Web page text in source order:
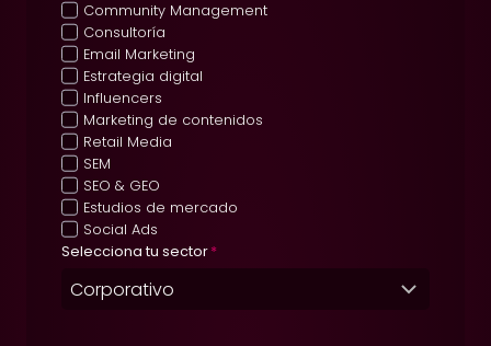
Community Management
Consultoría
Email Marketing
Estrategia digital
Influencers
Marketing de contenidos
Retail Media
SEM
SEO & GEO
Estudios de mercado
Social Ads
Selecciona tu sector*